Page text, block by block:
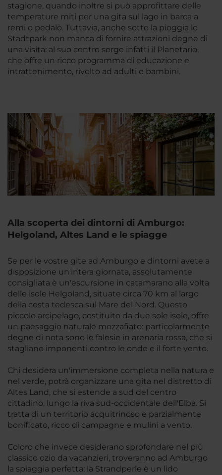
stagione, quando inoltre si può approfittare delle
temperature miti per una gita sul lago in barca a
remi o pedalò. Tuttavia, anche sotto la pioggia lo
Stadtpark non manca di fornire attrazioni degne di
una visita: al suo centro sorge infatti il Planetario,
che offre un ricco programma di educazione e
intrattenimento, rivolto ad adulti e bambini.
Alla scoperta dei dintorni di Amburgo:
Helgoland, Altes Land e le spiagge
Se per le vostre gite ad Amburgo e dintorni avete a
disposizione un'intera giornata, assolutamente
consigliata è un'escursione in catamarano alla volta
delle isole Helgoland, situate circa 70 km al largo
della costa tedesca sul Mare del Nord. Questo
piccolo arcipelago, costituito da due sole isole, offre
un paesaggio naturale mozzafiato: particolarmente
degne di nota sono le falesie in arenaria rossa, che si
stagliano imponenti contro le onde e il forte vento.
Chi desidera un'immersione completa nella natura e
nel verde, potrà organizzare una gita nel distretto di
Altes Land, che si estende a sud del centro
cittadino, lungo la riva sud-occidentale dell'Elba. Si
tratta di un territorio acquitrinoso e parzialmente
bonificato, ricco di campagne e mulini a vento.
Coloro che invece desiderano sprofondare nel più
classico ozio da vacanzieri, troveranno ad Amburgo
la spiaggia perfetta: la Strandperle è un lido